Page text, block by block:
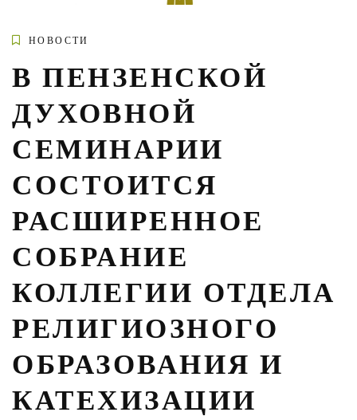
НОВОСТИ
В ПЕНЗЕНСКОЙ
ДУХОВНОЙ
СЕМИНАРИИ
СОСТОИТСЯ
РАСШИРЕННОЕ
СОБРАНИЕ
КОЛЛЕГИИ ОТДЕЛА
РЕЛИГИОЗНОГО
ОБРАЗОВАНИЯ И
КАТЕХИЗАЦИИ